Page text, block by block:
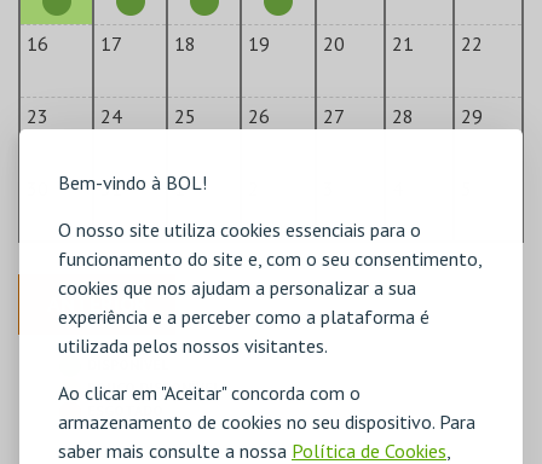
Bem-vindo à BOL!
O nosso site utiliza cookies essenciais para o
funcionamento do site e, com o seu consentimento,
cookies que nos ajudam a personalizar a sua
experiência e a perceber como a plataforma é
utilizada pelos nossos visitantes.
Ao clicar em "Aceitar" concorda com o
armazenamento de cookies no seu dispositivo. Para
saber mais consulte a nossa Política de Cookies
16 17 18 19 20 21 22
23 24 25 26 27 28 29
31 1
ANTERIOR
POUCO DISPONÍVEL